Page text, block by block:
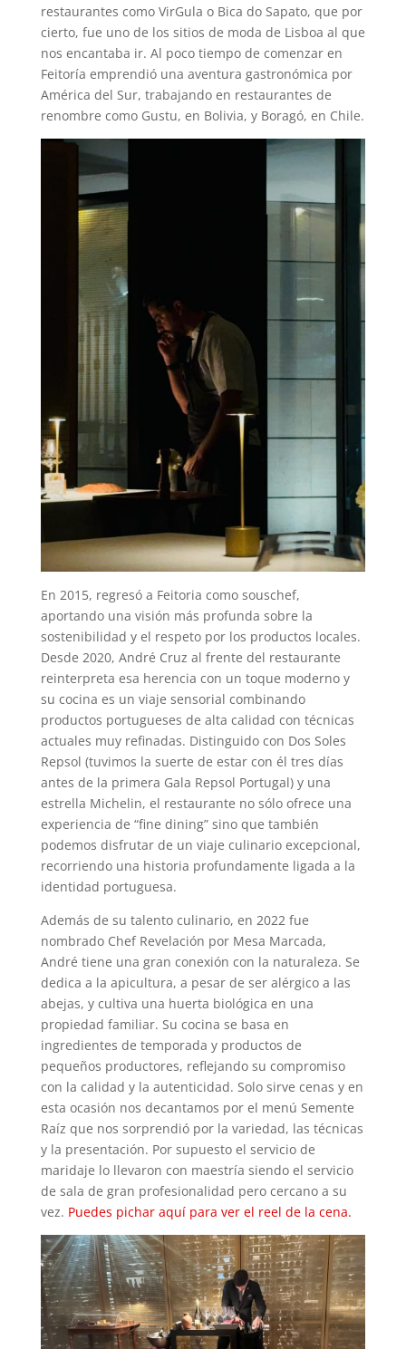
restaurantes como VirGula o Bica do Sapato, que por
cierto, fue uno de los sitios de moda de Lisboa al que
nos encantaba ir. Al poco tiempo de comenzar en
Feitoría emprendió una aventura gastronómica por
América del Sur, trabajando en restaurantes de
renombre como Gustu, en Bolivia, y Boragó, en Chile.
En 2015, regresó a Feitoria como souschef,
aportando una visión más profunda sobre la
sostenibilidad y el respeto por los productos locales.
Desde 2020, André Cruz al frente del restaurante
reinterpreta esa herencia con un toque moderno y
su cocina es un viaje sensorial combinando
productos portugueses de alta calidad con técnicas
actuales muy refinadas. Distinguido con Dos Soles
Repsol (tuvimos la suerte de estar con él tres días
antes de la primera Gala Repsol Portugal) y una
estrella Michelin, el restaurante no sólo ofrece una
experiencia de “fine dining” sino que también
podemos disfrutar de un viaje culinario excepcional,
recorriendo una historia profundamente ligada a la
identidad portuguesa.
Además de su talento culinario, en 2022 fue
nombrado Chef Revelación por Mesa Marcada,
André tiene una gran conexión con la naturaleza. Se
dedica a la apicultura, a pesar de ser alérgico a las
abejas, y cultiva una huerta biológica en una
propiedad familiar. Su cocina se basa en
ingredientes de temporada y productos de
pequeños productores, reflejando su compromiso
con la calidad y la autenticidad. Solo sirve cenas y en
esta ocasión nos decantamos por el menú Semente
Raíz que nos sorprendió por la variedad, las técnicas
y la presentación. Por supuesto el servicio de
maridaje lo llevaron con maestría siendo el servicio
de sala de gran profesionalidad pero cercano a su
vez. Puedes pichar aquí para ver el reel de la cena.